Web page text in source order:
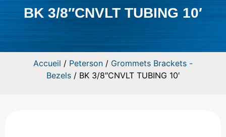
BK 3/8″CNVLT TUBING 10′
Accueil / Peterson / Grommets Brackets -
Bezels/ BK 3/8″CNVLT TUBING 10′